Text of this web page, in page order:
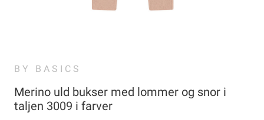
BY BASICS
Merino uld bukser med lommer og snor i
taljen 3009 i farver